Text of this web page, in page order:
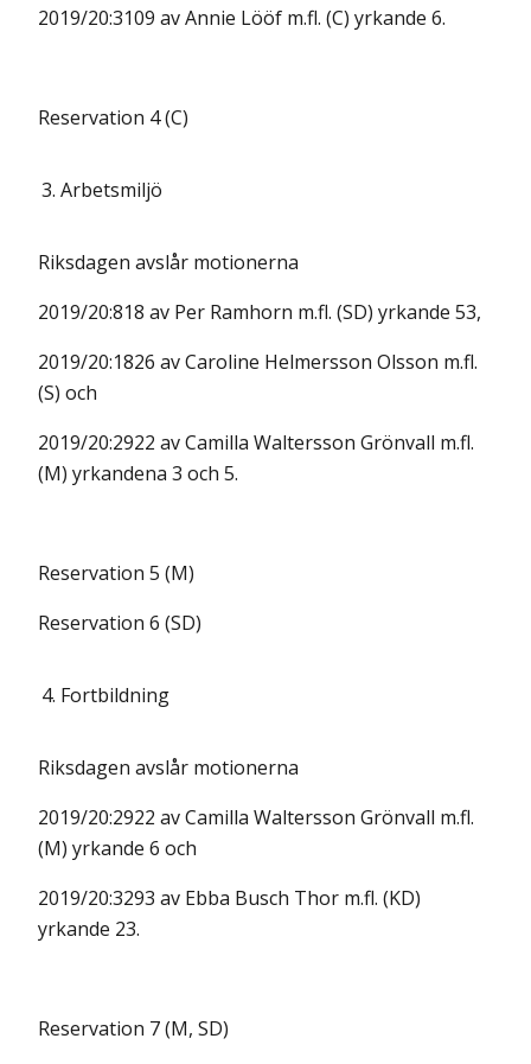
2019/20:3109 av Annie Lööf m.fl. (C) yrkande 6.
Reservation 4 (C)
3. Arbetsmiljö
Riksdagen avslår motionerna
2019/20:818 av Per Ramhorn m.fl. (SD) yrkande 53,
2019/20:1826 av Caroline Helmersson Olsson m.fl.
(S) och
2019/20:2922 av Camilla Waltersson Grönvall m.fl.
(M) yrkandena 3 och 5.
Reservation 5 (M)
Reservation 6 (SD)
4. Fortbildning
Riksdagen avslår motionerna
2019/20:2922 av Camilla Waltersson Grönvall m.fl.
(M) yrkande 6 och
2019/20:3293 av Ebba Busch Thor m.fl. (KD)
yrkande 23.
Reservation 7 (M, SD)